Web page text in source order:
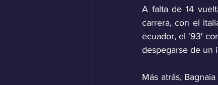
A falta de 14
carrera, con el
ecuador, el '93'
despegarse de un
Más atrás,